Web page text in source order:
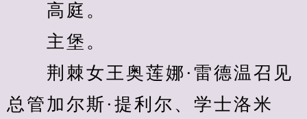
高庭。
主堡。
荆棘女王奥莲娜·雷德温召见
总管加尔斯·提利尔、学士洛米